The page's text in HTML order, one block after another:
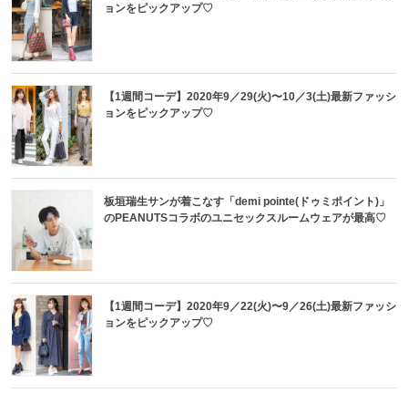
ョンをピックアップ♡
【1週間コーデ】2020年9／29(火)〜10／3(土)最新ファッシ
ョンをピックアップ♡
板垣瑞生サンが着こなす「demi pointe(ドゥミポイント)」
のPEANUTSコラボのユニセックスルームウェアが最高♡
【1週間コーデ】2020年9／22(火)〜9／26(土)最新ファッシ
ョンをピックアップ♡